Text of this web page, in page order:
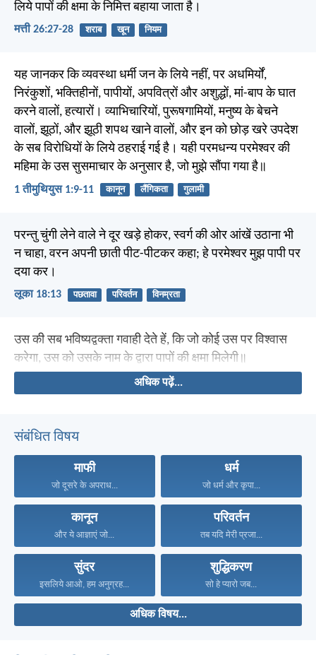
लिये पापों की क्षमा के निमित्त बहाया जाता है।
मत्ती 26:27-28 शराब खून नियम
यह जानकर कि व्यवस्था धर्मी जन के लिये नहीं, पर अधमिर्यों,
निरंकुशों, भक्तिहीनों, पापीयों, अपवित्रों और अशुद्धों, मां-बाप के घात
करने वालों, हत्यारों। व्याभिचारियों, पुरूषगामियों, मनुष्य के बेचने
वालों, झूठों, और झूठी शपथ खाने वालों, और इन को छोड़ खरे उपदेश
के सब विरोधियों के लिये ठहराई गई है। यही परमधन्य परमेश्वर की
महिमा के उस सुसमाचार के अनुसार है, जो मुझे सौंपा गया है॥
1 तीमुथियुस 1:9-11 कानून लैंगिकता गुलामी
परन्तु चुंगी लेने वाले ने दूर खड़े होकर, स्वर्ग की ओर आंखें उठाना भी
न चाहा, वरन अपनी छाती पीट-पीटकर कहा; हे परमेश्वर मुझ पापी पर
दया कर।
लूका 18:13 पछतावा परिवर्तन विनम्रता
उस की सब भविष्यद्वक्ता गवाही देते हें, कि जो कोई उस पर विश्वास
करेगा, उस को उसके नाम के द्वारा पापों की क्षमा मिलेगी॥
अधिक पढ़ें...
संबंधित विषय
माफी
जो दूसरे के अपराध...
धर्म
जो धर्म और कृपा...
कानून
और ये आज्ञाएं जो...
परिवर्तन
तब यदि मेरी प्रजा...
सुंदर
इसलिये आओ, हम अनुग्रह...
शुद्धिकरण
सो हे प्यारो जब...
अधिक विषय...